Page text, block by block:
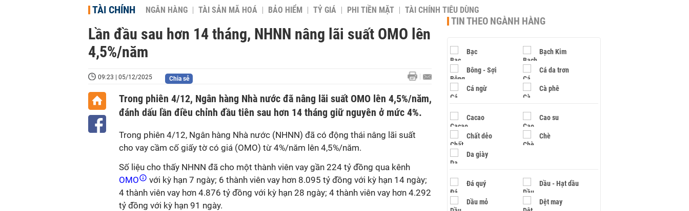
TÀI CHÍNH NGÂN HÀNG TÀI SẢN MÃ HOÁ BẢO HIỂM TỶ GIÁ PHI TIỀN MẶT TÀI CHÍNH TIÊU DÙNG
Lần đầu sau hơn 14 tháng, NHNN nâng lãi suất OMO lên
4,5%/năm
09:23 | 05/12/2025 Chia sẻ
Trong phiên 4/12, Ngân hàng Nhà nước đã nâng lãi suất OMO lên 4,5%/năm,
đánh dấu lần điều chỉnh đầu tiên sau hơn 14 tháng giữ nguyên ở mức 4%.
Trong phiên 4/12, Ngân hàng Nhà nước (NHNN) đã có động thái nâng lãi suất
cho vay cầm cố giấy tờ có giá (OMO) từ 4%/năm lên 4,5%/năm.
Số liệu cho thấy NHNN đã cho một thành viên vay gần 224 tỷ đồng qua kênh
OMO
với kỳ hạn 7 ngày; 6 thành viên vay hơn 8.095 tỷ đồng với kỳ hạn 14 ngày;
4 thành viên vay hơn 4.876 tỷ đồng với kỳ hạn 28 ngày; 4 thành viên vay hơn 4.292
tỷ đồng với kỳ hạn 91 ngày.
TIN THEO NGÀNH HÀNG
Bạc Bạch Kim
Bông - Sợi Cá da trơn
Cá ngừ Cà phê
Cacao Cao su
Chất dẻo Chè
Da giày
Đá quý Dầu - Hạt dầu
Dầu mỏ Dệt may